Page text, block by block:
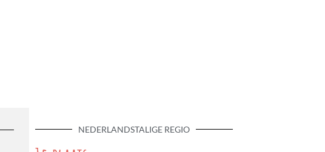
NEDERLANDSTALIGE REGIO